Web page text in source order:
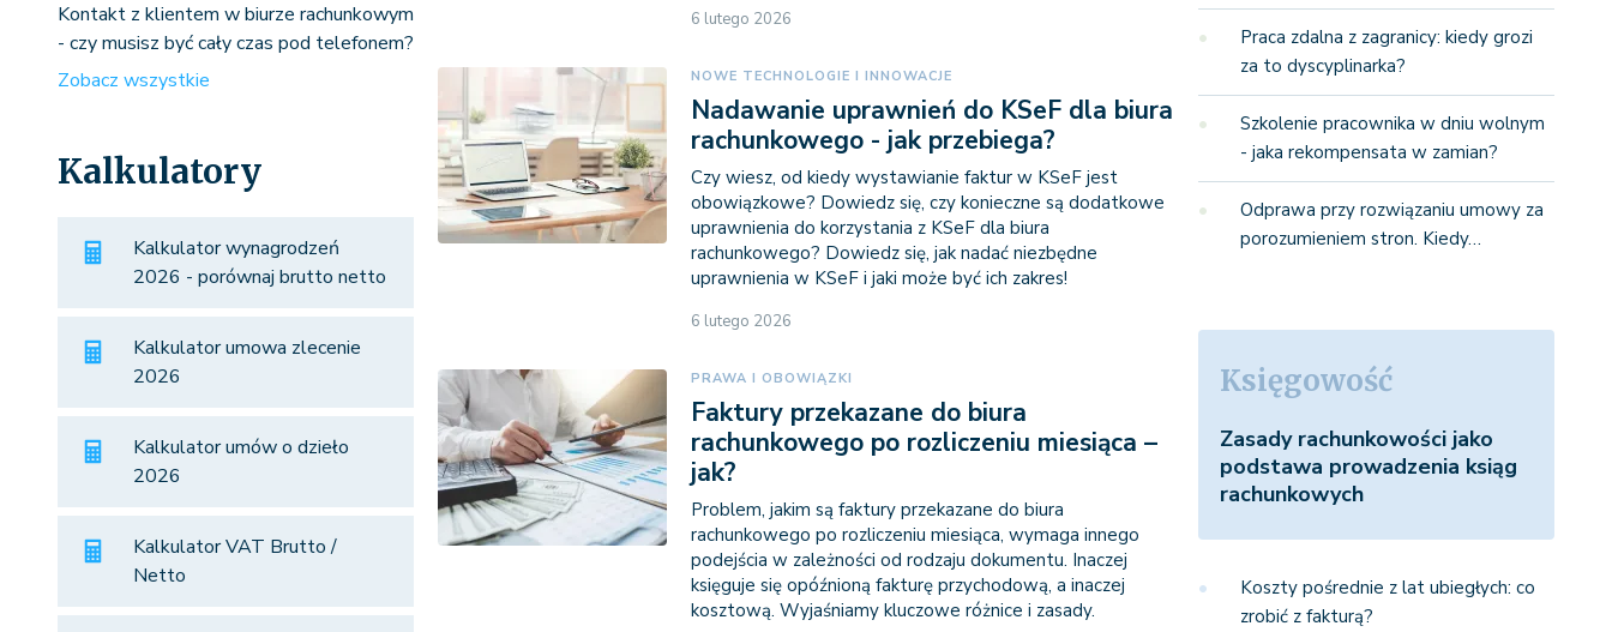
Kontakt z klientem w biurze rachunkowym
- czy musisz być cały czas pod telefonem?
Zobacz wszystkie
Kalkulatory
Kalkulator wynagrodzeń
2026 - porównaj brutto netto
Kalkulator umowa zlecenie
2026
Kalkulator umów o dzieło
2026
Kalkulator VAT Brutto /
Netto
6 lutego 2026
NOWE TECHNOLOGIE I INNOWACJE
Nadawanie uprawnień do KSeF dla biura
rachunkowego - jak przebiega?
Czy wiesz, od kiedy wystawianie faktur w KSeF jest
obowiązkowe? Dowiedz się, czy konieczne są dodatkowe
uprawnienia do korzystania z KSeF dla biura
rachunkowego? Dowiedz się, jak nadać niezbędne
uprawnienia w KSeF i jaki może być ich zakres!
6 lutego 2026
PRAWA I OBOWIĄZKI
Faktury przekazane do biura
rachunkowego po rozliczeniu miesiąca –
jak?
Problem, jakim są faktury przekazane do biura
rachunkowego po rozliczeniu miesiąca, wymaga innego
podejścia w zależności od rodzaju dokumentu. Inaczej
księguje się opóźnioną fakturę przychodową, a inaczej
kosztową. Wyjaśniamy kluczowe różnice i zasady.
Praca zdalna z zagranicy: kiedy grozi
za to dyscyplinarka?
Szkolenie pracownika w dniu wolnym
- jaka rekompensata w zamian?
Odprawa przy rozwiązaniu umowy za
porozumieniem stron. Kiedy…
Księgowość
Zasady rachunkowości jako
podstawa prowadzenia ksiąg
rachunkowych
Koszty pośrednie z lat ubiegłych: co
zrobić z fakturą?